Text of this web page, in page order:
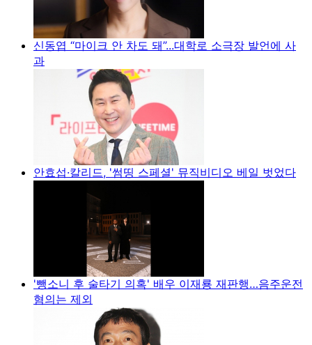
신동엽 “마이크 안 차도 돼”...대학로 소극장 발언에 사
과
안효섭·칼리드, '썸띵 스페셜' 뮤직비디오 베일 벗었다
'뺑소니 후 술타기 의혹' 배우 이재룡 재판행…음주운전
혐의는 제외